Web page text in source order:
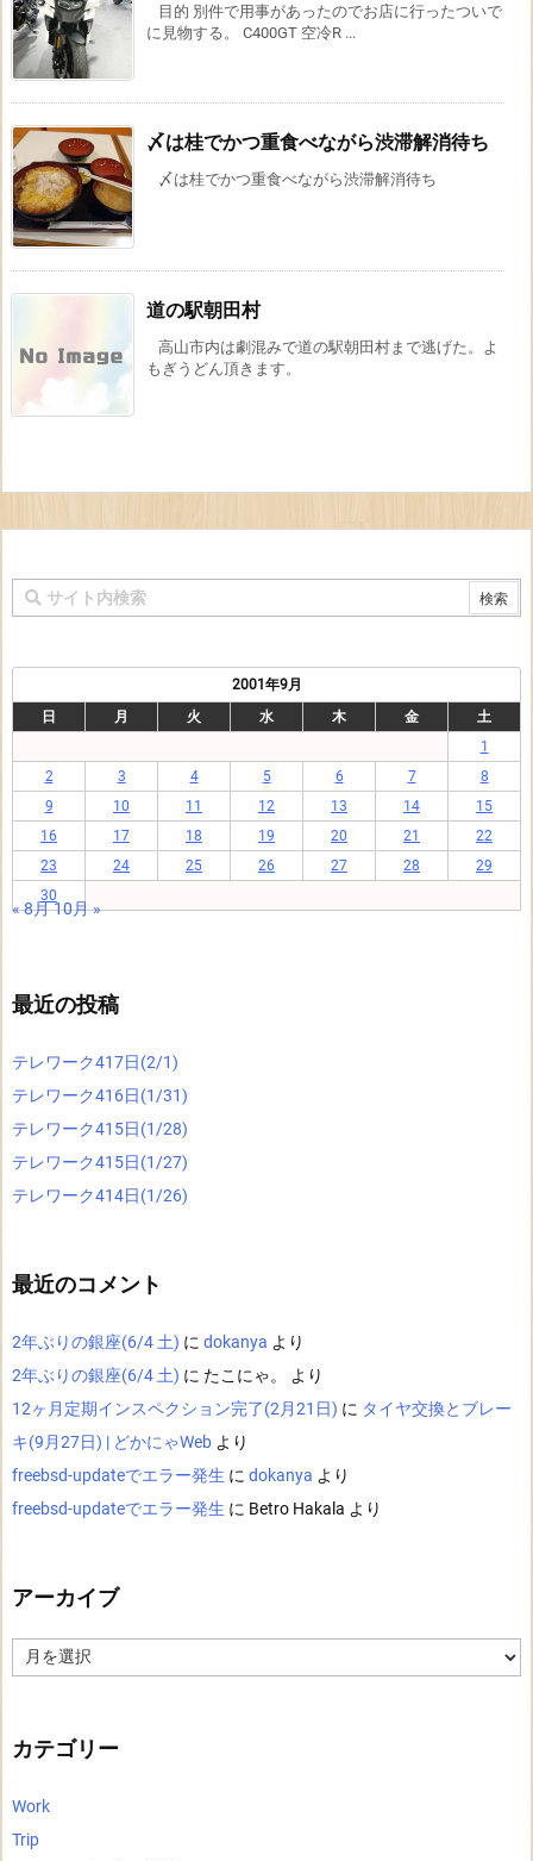
目的 別件で用事があったのでお店に行ったついで
に見物する。 C400GT 空冷R ...
〆は桂でかつ重食べながら渋滞解消待ち
〆は桂でかつ重食べながら渋滞解消待ち
道の駅朝田村
高山市内は劇混みで道の駅朝田村まで逃げた。よ
もぎうどん頂きます。
2001年9月
日
月 火 水 木 金
土
1
2
3 4 5 6 7
8
9
10 11 12 13 14
15
16
17 18 19 20 21
22
23
24 25 26 27 28
29
30
« 8月10月 »
最近の投稿
テレワーク417日(2/1)
テレワーク416日(1/31)
テレワーク415日(1/28)
テレワーク415日(1/27)
テレワーク414日(1/26)
最近のコメント
2年ぶりの銀座(6/4 土) に dokanya より
2年ぶりの銀座(6/4 土) に たこにゃ。
より
12ヶ月定期インスペクション完了(2月21日) に タイヤ交換とブレー
キ(9月27日) | どかにゃWeb より
freebsd-updateでエラー発生 に dokanya より
freebsd-updateでエラー発生 に Betro Hakala より
アーカイブ
ア
ー
カテゴリー
Work
Trip